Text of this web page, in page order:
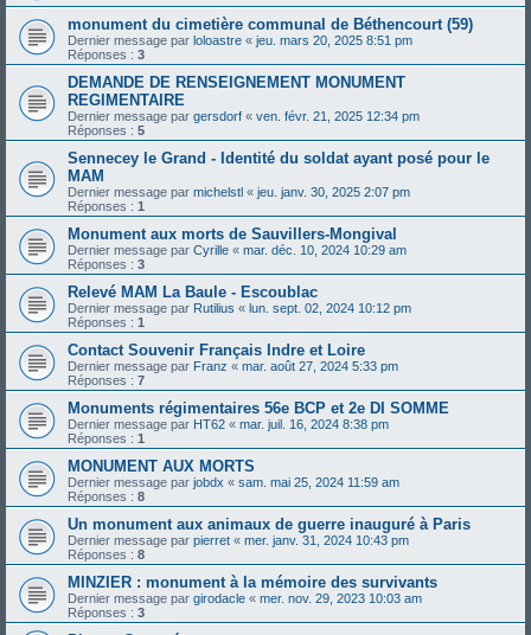
monument du cimetière communal de Béthencourt (59)
Dernier message par loloastre « jeu. mars 20, 2025 8:51 pm
Réponses : 3
DEMANDE DE RENSEIGNEMENT MONUMENT
REGIMENTAIRE
Dernier message par gersdorf « ven. févr. 21, 2025 12:34 pm
Réponses : 5
Sennecey le Grand - Identité du soldat ayant posé pour le
MAM
Dernier message par michelstl « jeu. janv. 30, 2025 2:07 pm
Réponses : 1
Monument aux morts de Sauvillers-Mongival
Dernier message par Cyrille « mar. déc. 10, 2024 10:29 am
Réponses : 3
Relevé MAM La Baule - Escoublac
Dernier message par Rutilius « lun. sept. 02, 2024 10:12 pm
Réponses : 1
Contact Souvenir Français Indre et Loire
Dernier message par Franz « mar. août 27, 2024 5:33 pm
Réponses : 7
Monuments régimentaires 56e BCP et 2e DI SOMME
Dernier message par HT62 « mar. juil. 16, 2024 8:38 pm
Réponses : 1
MONUMENT AUX MORTS
Dernier message par jobdx « sam. mai 25, 2024 11:59 am
Réponses : 8
Un monument aux animaux de guerre inauguré à Paris
Dernier message par pierret « mer. janv. 31, 2024 10:43 pm
Réponses : 8
MINZIER : monument à la mémoire des survivants
Dernier message par girodacle « mer. nov. 29, 2023 10:03 am
Réponses : 3